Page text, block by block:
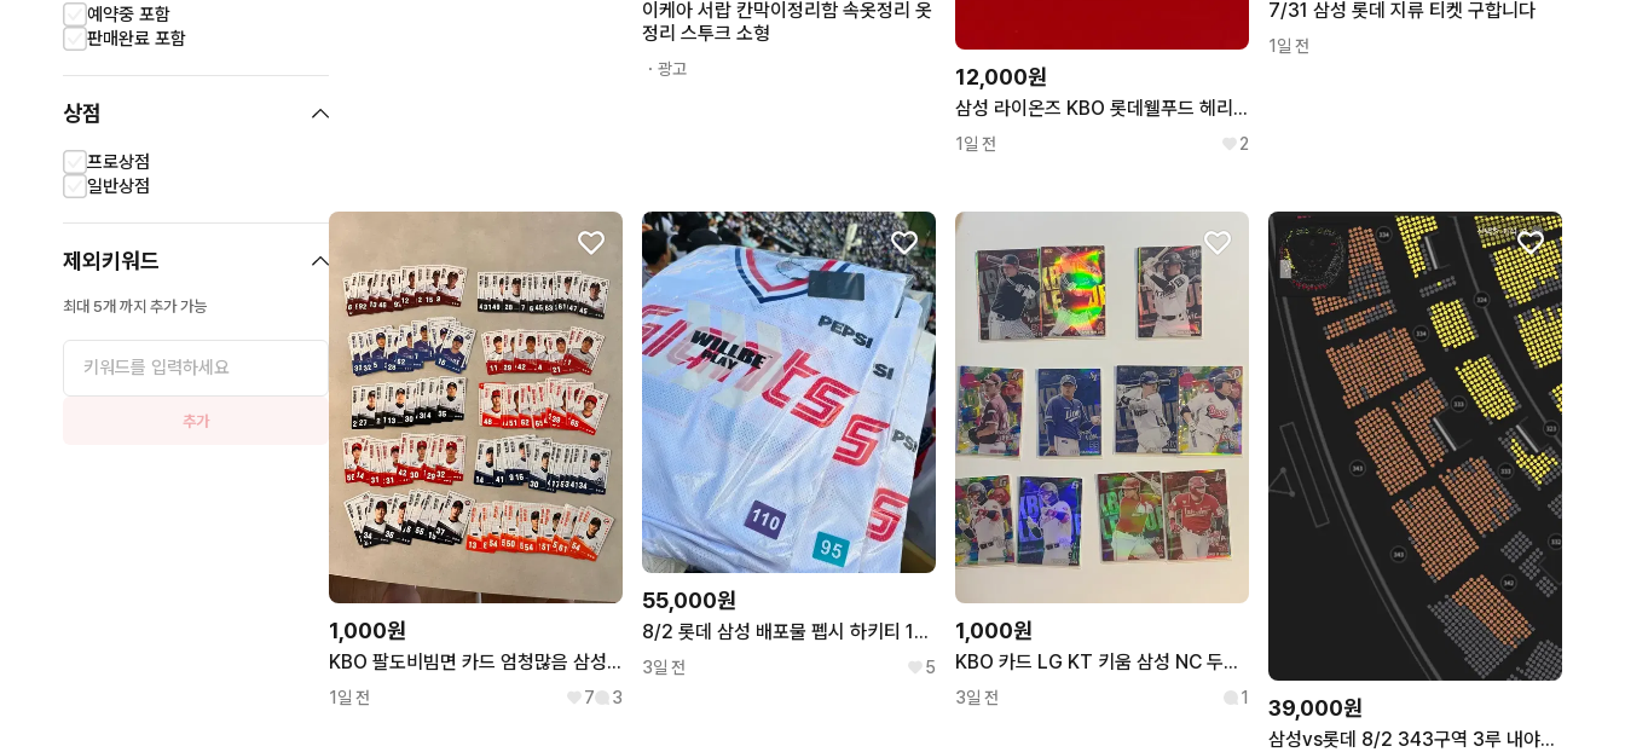
예약중 포함
판매완료 포함
상점
프로상점
일반상점
제외키워드
최대 5개 까지 추가 가능
추가
이케아 서랍 칸막이정리함 속옷정리 옷
정리 스투크 소형
・광고 12,000원
삼성 라이온즈 KBO 롯데웰푸드 헤리티지 뱃지
1일 전 2
7/31 삼성 롯데 지류 티켓 구합니다
1일 전
1,000원
KBO 팔도비빔면 카드 엄청많음 삼성 엘지 kt 기아 ssg 엔씨 롯데 한화 두산 키움
1일 전 7 3
55,000원
8/2 롯데 삼성 배포물 펩시 하키티 110 XL
3일 전 5
1,000원
KBO 카드 LG KT 키움 삼성 NC 두산 롯데 SSG
3일 전 1 39,000원
삼성vs롯데 8/2 343구역 3루 내야상단석A 단석